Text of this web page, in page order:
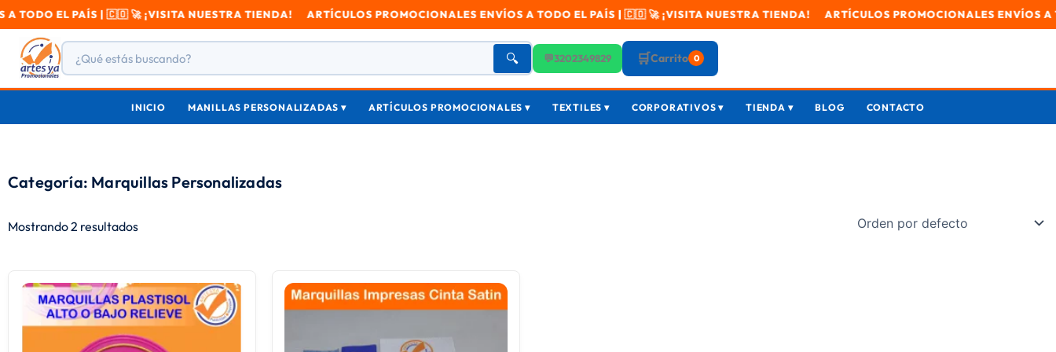
EL PAÍS | 🇨🇴 🚀 ¡VISITA NUESTRA TIENDA! ARTÍCULOS PROMOCIONALES ENVÍOS A TODO EL PAÍS | 🇨🇴 🚀 ¡VISITA NUESTRA TIENDA! ARTÍCULOS PROMOCIONALES ENVÍOS A
🔍 💬3202349829 🛒Carrito 0
INICIO MANILLAS PERSONALIZADAS ▾ ARTÍCULOS PROMOCIONALES ▾ TEXTILES ▾ CORPORATIVOS ▾ TIENDA ▾ BLOG CONTACTO
Categoría: Marquillas Personalizadas
Mostrando 2 resultados
Este
producto
tiene
múltiples